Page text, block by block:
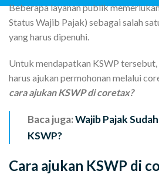
Beberapa layanan publik
Status Wajib Pajak) sebagai salah
yang harus dipenuhi.
Untuk mendapatkan KSWP
harus ajukan permohonan melalui
cara ajukan KSWP di coretax?
Baca juga:Wajib Pajak
KSWP?
Cara ajukan KSWP di